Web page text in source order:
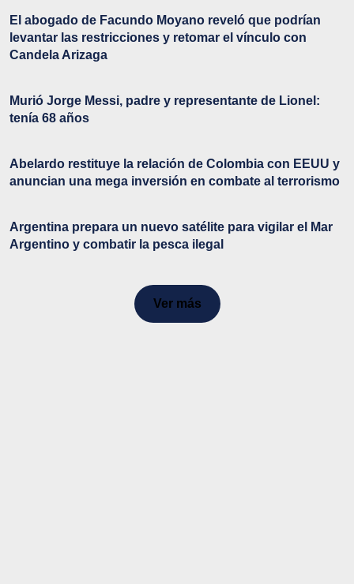
El abogado de Facundo Moyano reveló que podrían
levantar las restricciones y retomar el vínculo con
Candela Arizaga
Murió Jorge Messi, padre y representante de Lionel:
tenía 68 años
Abelardo restituye la relación de Colombia con EEUU y
anuncian una mega inversión en combate al terrorismo
Argentina prepara un nuevo satélite para vigilar el Mar
Argentino y combatir la pesca ilegal
Ver más